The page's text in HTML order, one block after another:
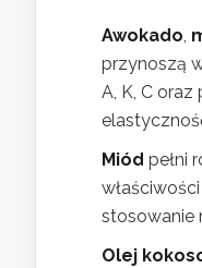
Awokado,
przynoszą
A, K, C
Miód pełni
stosowanie
Olej